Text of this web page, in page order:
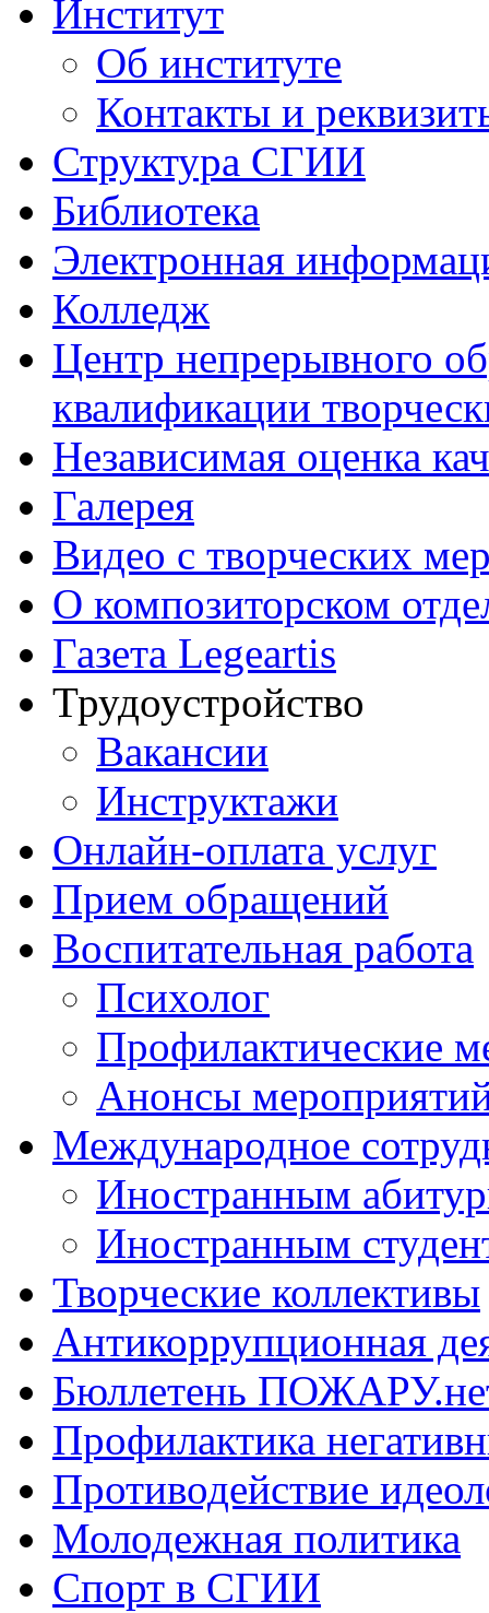
Институт
Об институте
Контакты и
Структура СГИИ
Библиотека
Электронная
Колледж
Центр непрерывного
квалификации
Независимая оценка
Галерея
Видео с творческих
О композиторском
Газета Legeartis
Трудоустройство
Вакансии
Инструктажи
Онлайн-оплата услуг
Прием обращений
Воспитательная работа
Психолог
Профилактические
Анонсы
Международное
Иностранным
Иностранным
Творческие коллективы
Антикоррупционная
Бюллетень
Профилактика
Противодействие
Молодежная политика
Спорт в СГИИ